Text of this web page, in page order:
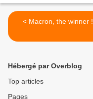
< Macron, the winner !
Hébergé par Overblog
Top articles
Pages